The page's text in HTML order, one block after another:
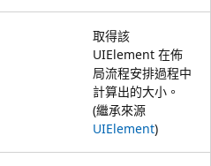
取得該
UIElement 在佈
局流程安排過程中
計算出的大小。
(繼承來源
UIElement)